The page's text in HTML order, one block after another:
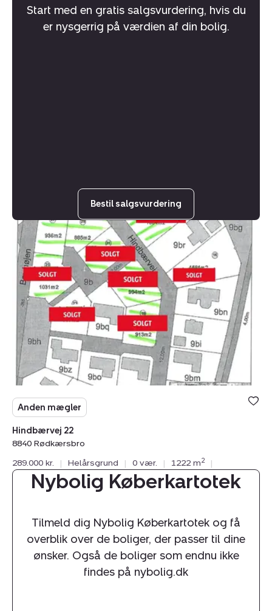
Start med en gratis salgsvurdering, hvis du
er nysgerrig på værdien af din bolig.
Bestil salgsvurdering
Helårsgrund:
Hindbærvej
22,
8840
Rødkærsbro
Anden mægler
Hindbærvej 22
8840 Rødkærsbro
289.000 kr.
| Helårsgrund | 0 vær. | 1222 m2 |
Nybolig Køberkartotek
Tilmeld dig Nybolig Køberkartotek og få
overblik over de boliger, der passer til dine
ønsker. Også de boliger som endnu ikke
findes på nybolig.dk